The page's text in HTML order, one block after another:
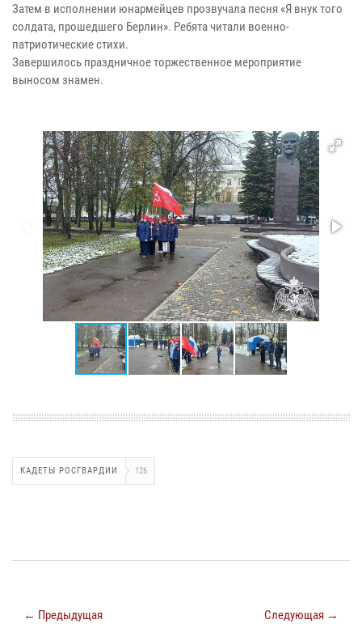
Затем в исполнении юнармейцев прозвучала песня «Я внук того
солдата, прошедшего Берлин». Ребята читали военно-
патриотические стихи.
Завершилось праздничное торжественное мероприятие
выносом знамен.
КАДЕТЫ РОСГВАРДИИ 126
← Предыдущая Следующая →